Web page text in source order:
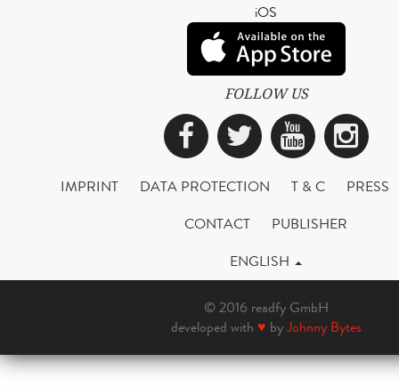
iOS
FOLLOW US
Facebook
Twitter
IMPRINT DATA PROTECTION T & C
PRESS
CONTACT
PUBLISHER
ENGLISH
© 2016 readfy GmbH
developed with ♥ byJohnny Bytes